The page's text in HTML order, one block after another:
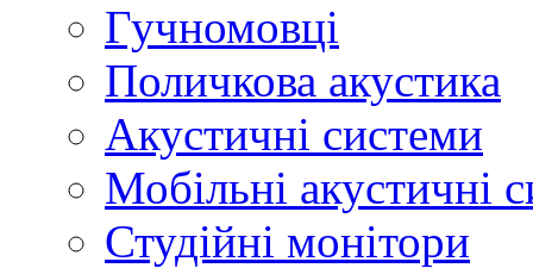
Гучномовці
Поличкова акустика
Акустичні системи
Мобільні акустичні
Студійні монітори